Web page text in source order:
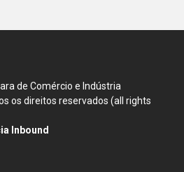
de Comércio e Indústria
os direitos reservados (all rights
Inbound